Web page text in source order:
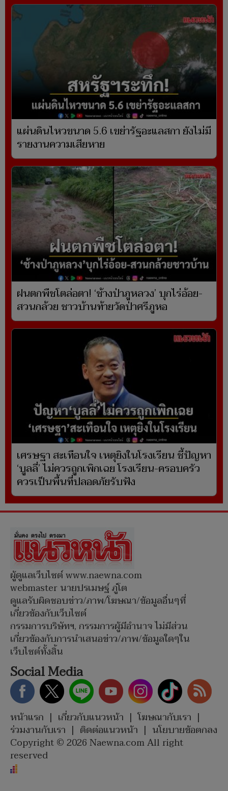
แผ่นดินไหวขนาด 5.6 เขย่ารัฐอะแลสกา ยังไม่มี
รายงานความเสียหาย
ฝนตกพืชโตล่อตา! ‘ช้างป่าภูหลวง’ บุกไร่อ้อย-
สวนกล้วย ชาวบ้านท้ายวัดป่าศรีภูหอ
เศรษฐา สะเทือนใจ เหตุยิงในโรงเรียน ชี้ปัญหา
‘บูลลี่’ ไม่ควรถูกเพิกเฉย โรงเรียน-ครอบครัว
ควรเป็นพื้นที่ปลอดภัยรับฟัง
ผู้ดูแลเว็บไซต์ www.naewna.com
webmaster นายปรเมษฐ์ ภู่โต
ดูแลรับผิดชอบข่าว/ภาพ/โฆษณา/ข้อมูลอื่นๆที่
เกี่ยวข้องกับเว็บไซต์
กรรมการบริษัทฯ, กรรมการผู้มีอำนาจ ไม่มีส่วน
เกี่ยวข้องกับการนำเสนอข่าว/ภาพ/ข้อมูลใดๆใน
เว็บไซต์ทั้งสิ้น
Social Media
หน้าแรก | เกี่ยวกับแนวหน้า | โฆษณากับเรา |
ร่วมงานกับเรา | ติดต่อแนวหน้า | นโยบายข้อตกลง
Copyright © 2026 Naewna.com All right
reserved